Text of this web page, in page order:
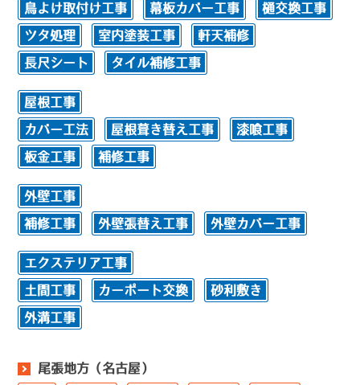
鳥よけ取付け工事 幕板カバー工事 樋交換工事
ツタ処理 室内塗装工事 軒天補修
長尺シート タイル補修工事
屋根工事
カバー工法 屋根葺き替え工事 漆喰工事
板金工事 補修工事
外壁工事
補修工事 外壁張替え工事 外壁カバー工事
エクステリア工事
土間工事 カーポート交換 砂利敷き
外溝工事
尾張地方（名古屋）